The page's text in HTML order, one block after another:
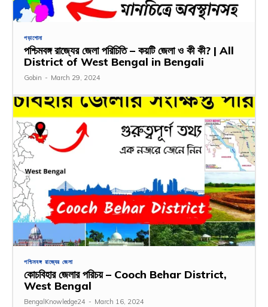
পড়াশোনা
পশ্চিমবঙ্গ রাজ্যের জেলা পরিচিতি – কয়টি জেলা ও কী কী? | All
District of West Bengal in Bengali
Gobin - March 29, 2024
পশ্চিমবঙ্গ রাজ্যের জেলা
কোচবিহার জেলার পরিচয় – Cooch Behar District,
West Bengal
BengalKnowledge24 - March 16, 2024